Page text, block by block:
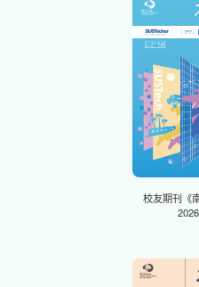
校友期刊《